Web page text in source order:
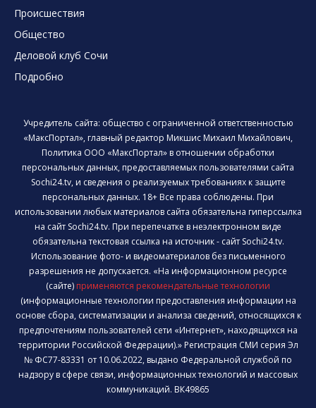
Происшествия
Общество
Деловой клуб Сочи
Подробно
Учредитель сайта: общество с ограниченной ответственностью
«МаксПортал», главный редактор Микшис Михаил Михайлович,
Политика ООО «МаксПортал» в отношении обработки
персональных данных, предоставляемых пользователями сайта
Sochi24.tv, и сведения о реализуемых требованиях к защите
персональных данных. 18+ Все права соблюдены. При
использовании любых материалов сайта обязательна гиперссылка
на сайт Sochi24.tv. При перепечатке в неэлектронном виде
обязательна текстовая ссылка на источник - сайт Sochi24.tv.
Использование фото- и видеоматериалов без письменного
разрешения не допускается. «На информационном ресурсе
(сайте) применяются рекомендательные технологии
(информационные технологии предоставления информации на
основе сбора, систематизации и анализа сведений, относящихся к
предпочтениям пользователей сети «Интернет», находящихся на
территории Российской Федерации).» Регистрация СМИ серия Эл
№ ФС77-83331 от 10.06.2022, выдано Федеральной службой по
надзору в сфере связи, информационных технологий и массовых
коммуникаций. ВК49865